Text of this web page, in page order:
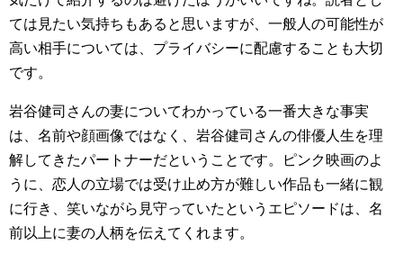
ては見たい気持ちもあると思いますが、一般人の可能性が
高い相手については、プライバシーに配慮することも大切
です。
岩谷健司さんの妻についてわかっている一番大きな事実
は、名前や顔画像ではなく、岩谷健司さんの俳優人生を理
解してきたパートナーだということです。ピンク映画のよ
うに、恋人の立場では受け止め方が難しい作品も一緒に観
に行き、笑いながら見守っていたというエピソードは、名
前以上に妻の人柄を伝えてくれます。